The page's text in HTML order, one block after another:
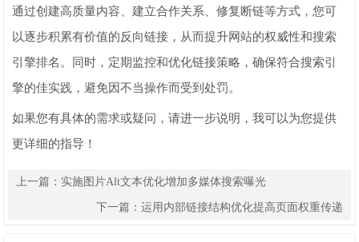
通过创建高质量内容、建立合作关系、修复断链等方式，您可
以逐步积累有价值的反向链接，从而提升网站的权威性和搜索
引擎排名。同时，定期监控和优化链接策略，确保符合搜索引
擎的佳实践，避免因不当操作而受到处罚。
如果您有具体的需求或疑问，请进一步说明，我可以为您提供
更详细的指导！
上一篇： 实施图片Alt文本优化增加多媒体搜索曝光
下一篇： 运用内部链接结构优化提高页面权重传递